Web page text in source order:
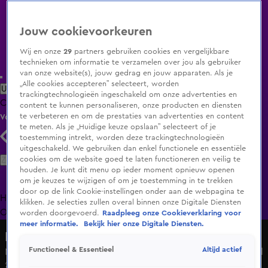
Uitzending Gemist Populaire programma's Zenders Genres
ClipsFilmsRadioSmart TV inlogShop
Volg KIJK
Zoeken
HomeUitzending Gemist Programma's De Bondgenoten
OranjezomerLivestreamsShop
Met wit petje op loopt Trump vliegtuigtrap af op Schiphol
24 juni 2025, 20:04
Jouw cookievoorkeuren
Wij en onze29 partners gebruiken cookies en vergelijkbare
technieken om informatie te verzamelen over jou als gebruiker
van onze website(s), jouw gedrag en jouw apparaten. Als je
„Alle cookies accepteren” selecteert, worden
trackingtechnologieën ingeschakeld om onze advertenties en
content te kunnen personaliseren, onze producten en diensten
te verbeteren en om de prestaties van advertenties en content
te meten. Als je „Huidige keuze opslaan” selecteert of je
toestemming intrekt, worden deze trackingtechnologieën
uitgeschakeld. We gebruiken dan enkel functionele en essentiële
cookies om de website goed te laten functioneren en veilig te
houden. Je kunt dit menu op ieder moment opnieuw openen
om je keuzes te wijzigen of om je toestemming in te trekken
door op de link Cookie-instellingen onder aan de webpagina te
klikken. Je selecties zullen overal binnen onze Digitale Diensten
worden doorgevoerd.
Raadpleeg onze Cookieverklaring voor
meer informatie.
Bekijk hier onze Digitale Diensten.
Functioneel & Essentieel Altijd actief